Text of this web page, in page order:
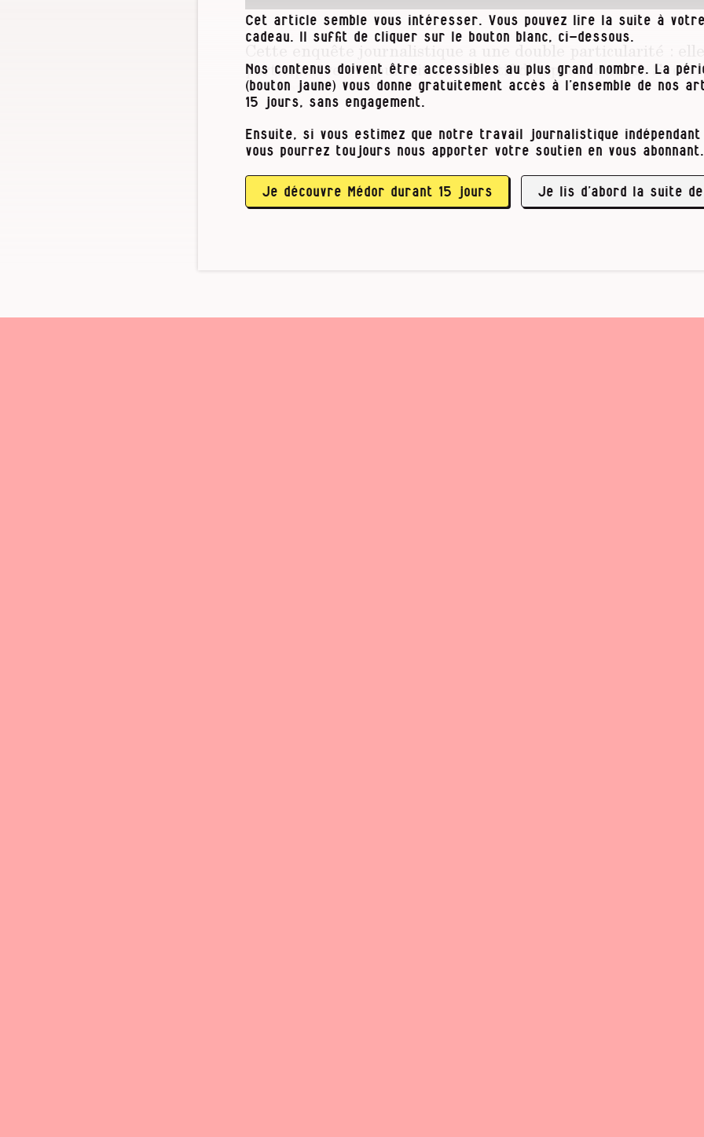
Cette enquête journalistique a une double particularité : elle
participative et poursuit un objectif d’impact sociétal. Si
présentation de la problématique vous a plu ou interpellé.e,
à la partager autour de vous.
Et si vous avez des infos sur la fraude sociale organisée, si
avez été victime d’exploitation au travail ou que vous avez
en matière de lutte contre le dumping social, n’hésitez pas à
contacter à l’adressetravail@medor.coop
Cet article semble vous intéresser. Vous pouvez lire la suite à
cadeau. Il suffit de cliquer sur le bouton blanc, ci-dessous.
Nos contenus doivent être accessibles au plus grand nombre. La
(bouton jaune) vous donne gratuitement accès à l’ensemble de nos
15 jours, sans engagement.
Ensuite, si vous estimez que notre travail journalistique
vous pourrez toujours nous apporter votre soutien en vous
Je découvre Médor durant 15 jours Je lis d’abord la suite